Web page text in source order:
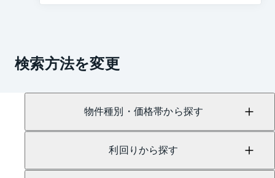
検索方法を変更
物件種別・価格帯から探す
利回りから探す